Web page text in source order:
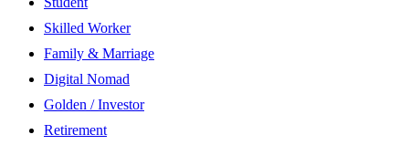
Skilled Worker
Family & Marriage
Digital Nomad
Golden / Investor
Retirement